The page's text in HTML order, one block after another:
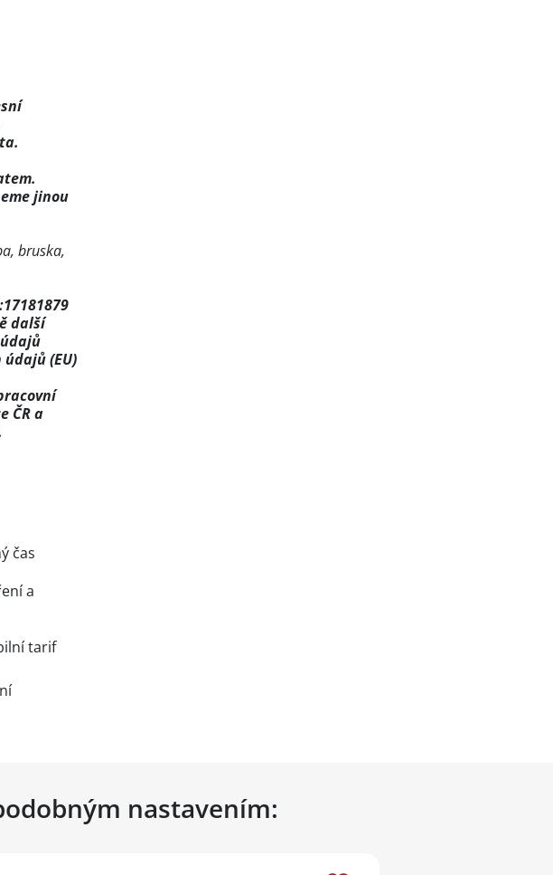
jinou
bruska,
další
(EU)
ČR a
čas
a
tarif
nastavením: